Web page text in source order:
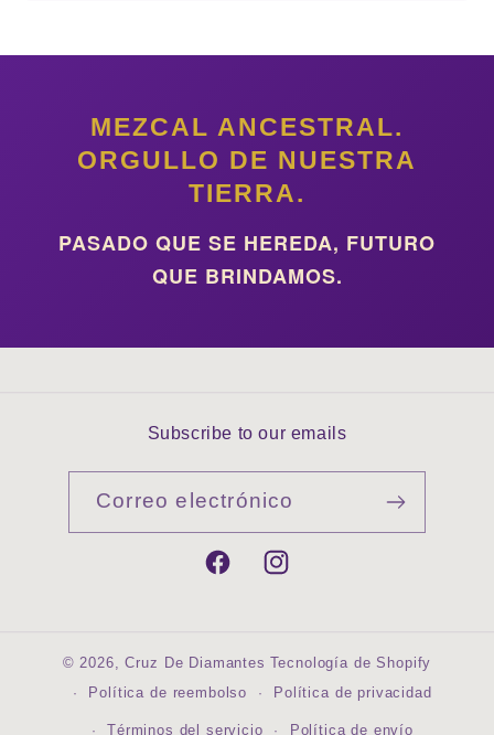
MEZCAL ANCESTRAL.
ORGULLO DE NUESTRA
TIERRA.
PASADO QUE SE HEREDA, FUTURO
QUE BRINDAMOS.
Subscribe to our emails
Correo electrónico
FacebookInstagram
© 2026,Cruz De Diamantes Tecnología de Shopify
Política de reembolso
Política de privacidad
Términos del servicio Política de envío